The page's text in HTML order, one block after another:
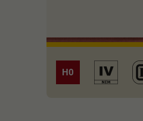
H0